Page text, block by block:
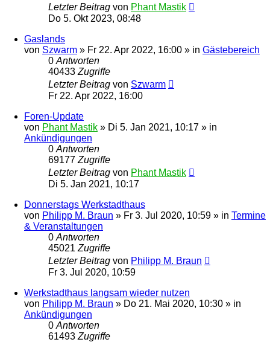
Letzter Beitrag von Phant Mastik
Do 5. Okt 2023, 08:48
Gaslands
von Szwarm » Fr 22. Apr 2022, 16:00 » in Gästebereich
0 Antworten
40433 Zugriffe
Letzter Beitrag von Szwarm
Fr 22. Apr 2022, 16:00
Foren-Update
von Phant Mastik » Di 5. Jan 2021, 10:17 » in
Ankündigungen
0 Antworten
69177 Zugriffe
Letzter Beitrag von Phant Mastik
Di 5. Jan 2021, 10:17
Donnerstags Werkstadthaus
von Philipp M. Braun » Fr 3. Jul 2020, 10:59 » in Termine
& Veranstaltungen
0 Antworten
45021 Zugriffe
Letzter Beitrag von Philipp M. Braun
Fr 3. Jul 2020, 10:59
Werkstadthaus langsam wieder nutzen
von Philipp M. Braun » Do 21. Mai 2020, 10:30 » in
Ankündigungen
0 Antworten
61493 Zugriffe